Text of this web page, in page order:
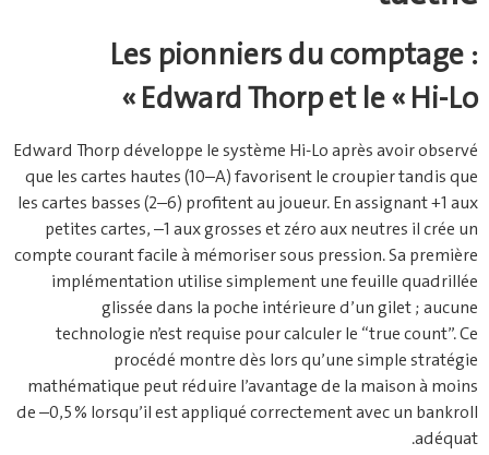
Les pionniers du comptage :
Edward Thorp et le « Hi‑Lo »
Edward Thorp développe le système Hi‑Lo après avoir observé
que les cartes hautes (10–A) favorisent le croupier tandis que
les cartes basses (2–6) profitent au joueur. En assignant +1 aux
petites cartes, –1 aux grosses et zéro aux neutres il crée un
compte courant facile à mémoriser sous pression. Sa première
implémentation utilise simplement une feuille quadrillée
glissée dans la poche intérieure d’un gilet ; aucune
technologie n’est requise pour calculer le “true count”. Ce
procédé montre dès lors qu’une simple stratégie
mathématique peut réduire l’avantage de la maison à moins
de –0,5 % lorsqu’il est appliqué correctement avec un bankroll
adéquat.